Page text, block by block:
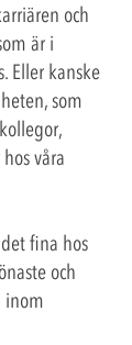
och
är i
Eller kanske
som
våra
fina hos
och
inom